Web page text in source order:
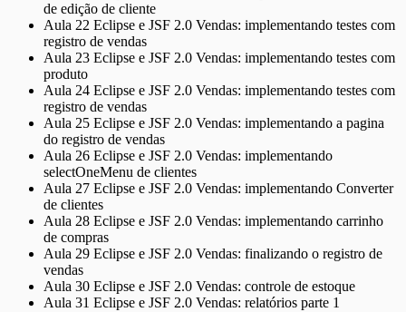
de edição de cliente
Aula 22 Eclipse e JSF 2.0 Vendas: implementando testes com
registro de vendas
Aula 23 Eclipse e JSF 2.0 Vendas: implementando testes com
produto
Aula 24 Eclipse e JSF 2.0 Vendas: implementando testes com
registro de vendas
Aula 25 Eclipse e JSF 2.0 Vendas: implementando a pagina
do registro de vendas
Aula 26 Eclipse e JSF 2.0 Vendas: implementando
selectOneMenu de clientes
Aula 27 Eclipse e JSF 2.0 Vendas: implementando Converter
de clientes
Aula 28 Eclipse e JSF 2.0 Vendas: implementando carrinho
de compras
Aula 29 Eclipse e JSF 2.0 Vendas: finalizando o registro de
vendas
Aula 30 Eclipse e JSF 2.0 Vendas: controle de estoque
Aula 31 Eclipse e JSF 2.0 Vendas: relatórios parte 1